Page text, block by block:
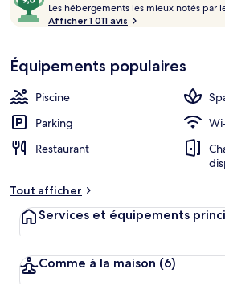
369 €.
voyageurs
sur
10,
cœur
Les hébergements les mieux notés par
Afficher 1 011 avis
Équipements populaires
Piscine
Parking
Restaurant
Tout afficher
Services et équipements
Comme à la maison (6)